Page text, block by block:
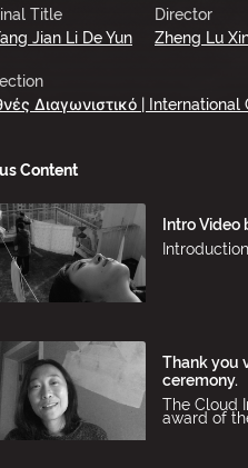
Title
Jian Li De Yun
Director
Zheng Lu
Διαγωνιστικό |
Content
Intro Video
Thank you
ceremony.
The Cloud
award of